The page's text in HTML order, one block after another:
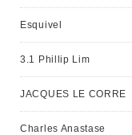
Esquivel
3.1 Phillip Lim
JACQUES LE CORRE
Charles Anastase